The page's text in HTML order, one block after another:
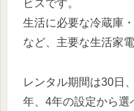
ビスです。
生活に必要な冷蔵庫
など、主要な生活家
レンタル期間は30日
年、4年の設定から選